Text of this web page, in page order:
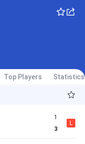
Top Players Statistics
1
3
L